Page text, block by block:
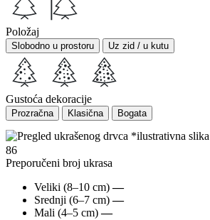
Položaj
Slobodno u prostoru Uz zid / u kutu
Gustoća dekoracije
Prozračna Klasična Bogata
*ilustrativna slika
86
Preporučeni broj ukrasa
Veliki (8–10 cm) —
Srednji (6–7 cm) —
Mali (4–5 cm) —